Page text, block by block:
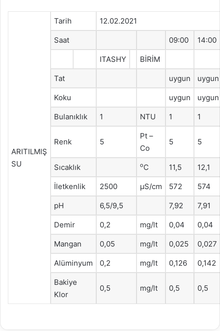
ARITILMIŞ
SU
Tarih 12.02.2021
Saat 09:00 14:00
ITASHY BİRİM
Tat uygun uygun
Koku uygun uygun
Bulanıklık 1 NTU 1 1
Renk 5
Pt –
Co
5 5
Sıcaklık oC 11,5 12,1
İletkenlik 2500 μS/cm 572 574
pH 6,5/9,5 7,92 7,91
Demir 0,2 mg/lt 0,04 0,04
Mangan 0,05 mg/lt 0,025 0,027
Alüminyum 0,2 mg/lt 0,126 0,142
Bakiye
Klor
0,5 mg/lt 0,5 0,5